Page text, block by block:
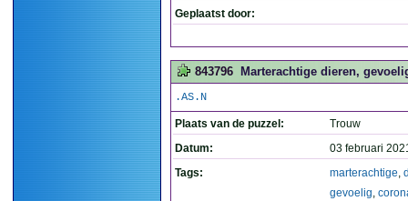
Geplaatst door:
843796 Marterachtige dieren,
.AS.N
Plaats van de puzzel:
Trouw
Datum:
03 februari
Tags:
marterachtige,
gevoelig,